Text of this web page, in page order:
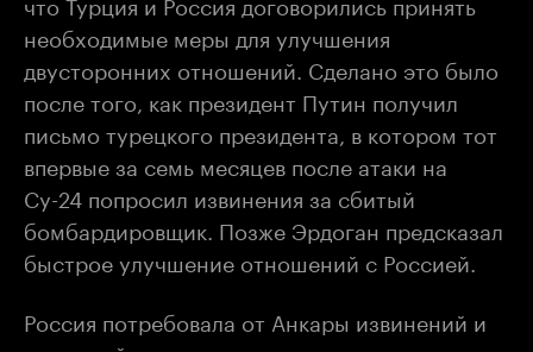
необходимые меры для улучшения
двусторонних отношений. Сделано это было
после того, как президент Путин получил
письмо турецкого президента, в котором тот
впервые за семь месяцев после атаки на
Су-24 попросил извинения за сбитый
бомбардировщик. Позже Эрдоган предсказал
быстрое улучшение отношений с Россией.
Россия потребовала от Анкары извинений и